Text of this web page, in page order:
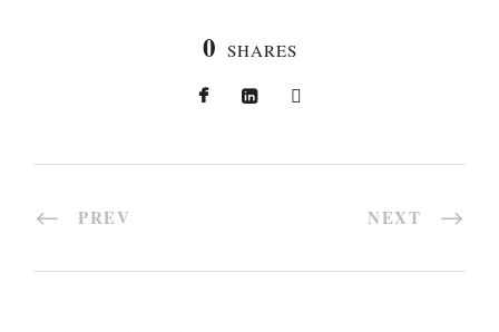
0 SHARES
PREV NEXT